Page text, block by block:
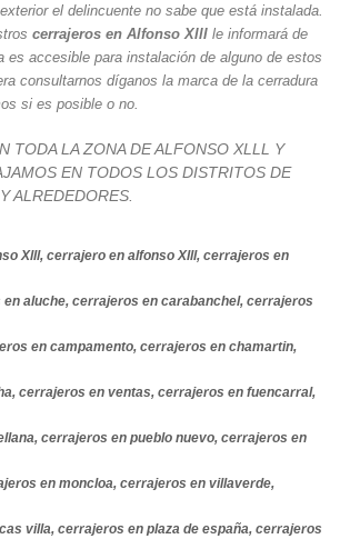
el delincuente no sabe que está instalada.
cerrajeros en Alfonso Xlll le informará de
es accesible para instalación de alguno de estos
consultarnos díganos la marca de la cerradura
si es posible o no.
TODA LA ZONA DE ALFONSO XLLL Y
EN TODOS LOS DISTRITOS DE
ALREDEDORES.
Xlll, cerrajero en alfonso Xlll, cerrajeros en
aluche, cerrajeros en carabanchel, cerrajeros
en campamento, cerrajeros en chamartin,
cerrajeros en ventas, cerrajeros en fuencarral,
cerrajeros en pueblo nuevo, cerrajeros en
en moncloa, cerrajeros en villaverde,
villa, cerrajeros en plaza de españa, cerrajeros